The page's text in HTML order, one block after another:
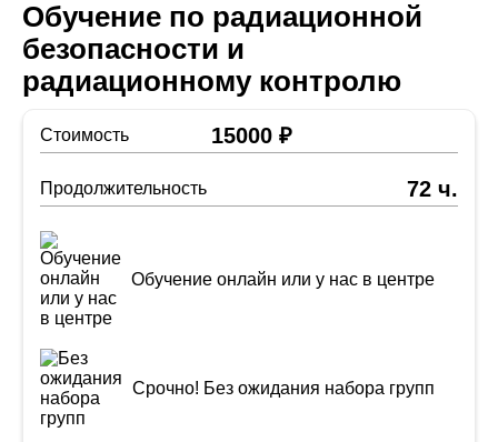
Обучение по радиационной
безопасности и
радиационному контролю
Стоимость 15000 ₽
Продолжительность 72 ч.
Обучение онлайн или у нас в центре
Срочно! Без ожидания набора групп